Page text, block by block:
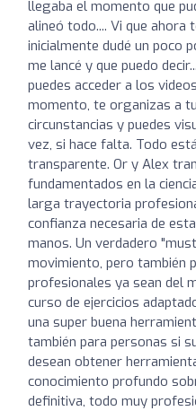
llegaba el momento que
alineó todo.... Vi que ahora
inicialmente dudé un poco
me lancé y que puedo
puedes acceder a los
momento, te organizas a
circunstancias y puedes
vez, si hace falta. Todo
transparente. Or y Alex
fundamentados en la
larga trayectoria
confianza necesaria de
manos. Un verdadero
movimiento, pero también
profesionales ya sean del
curso de ejercicios
una super buena
también para personas si
desean obtener
conocimiento profundo
definitiva, todo muy